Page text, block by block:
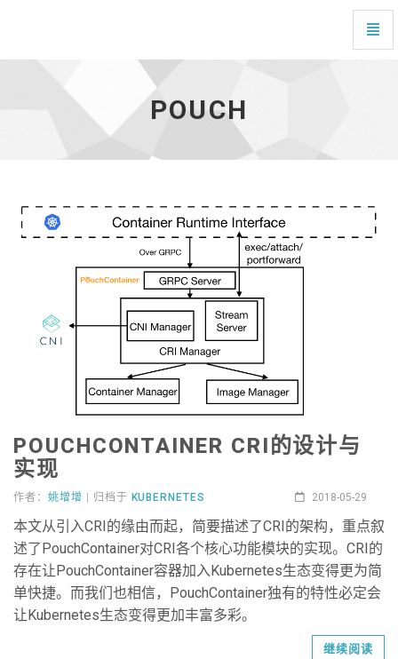
POUCH
POUCHCONTAINER CRI的设计与
实现
作者： 姚增增 | 归档于 KUBERNETES 2018-05-29
本文从引入CRI的缘由而起，简要描述了CRI的架构，重点叙
述了PouchContainer对CRI各个核心功能模块的实现。CRI的
存在让PouchContainer容器加入Kubernetes生态变得更为简
单快捷。而我们也相信，PouchContainer独有的特性必定会
让Kubernetes生态变得更加丰富多彩。
继续阅读